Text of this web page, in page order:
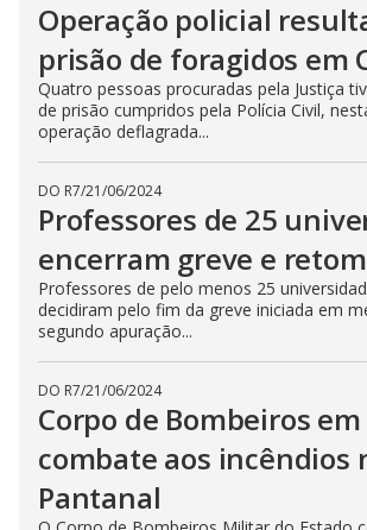
Operação policial
prisão de foragidos em
Quatro pessoas procuradas pela Justiça
de prisão cumpridos pela Polícia Civil,
operação deflagrada...
DO R7/21/06/2024
Professores de 25
encerram greve e
Professores de pelo menos 25
decidiram pelo fim da greve iniciada em
segundo apuração...
DO R7/21/06/2024
Corpo de Bombeiros
combate aos incêndios
Pantanal